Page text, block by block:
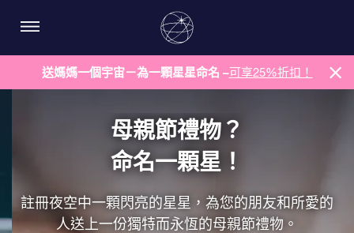
送媽媽一個宇宙－為一顆星星命名 –可享25%折扣！
母親節禮物？
命名一顆星！
註冊夜空中一顆閃亮的星星，為您的朋友和所愛的
人送上一份獨特而永恆的母親節禮物。